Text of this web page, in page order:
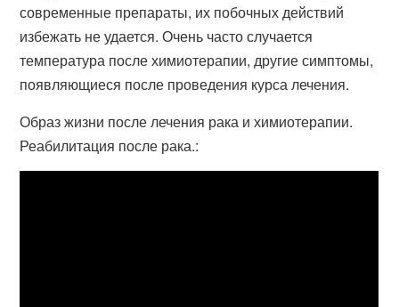
современные препараты, их побочных действий
избежать не удается. Очень часто случается
температура после химиотерапии, другие симптомы,
появляющиеся после проведения курса лечения.
Образ жизни после лечения рака и химиотерапии.
Реабилитация после рака.: